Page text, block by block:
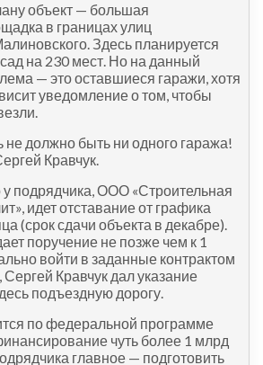
объект — большая
в границах улиц
Здесь планируется
сад на 230 мест. Но на данный
— это оставшиеся гаражи, хотя
уведомление о том, чтобы
должно быть ни одного гаража!
Кравчук.
у подрядчика, ООО «Строительная
идет отставание от графика
(срок сдачи объекта в декабре).
поручение не позже чем к 1
войти в заданные контрактом
Сергей Кравчук дал указание
подъездную дорогу.
по федеральной программе
чуть более 1 млрд
главное — подготовить